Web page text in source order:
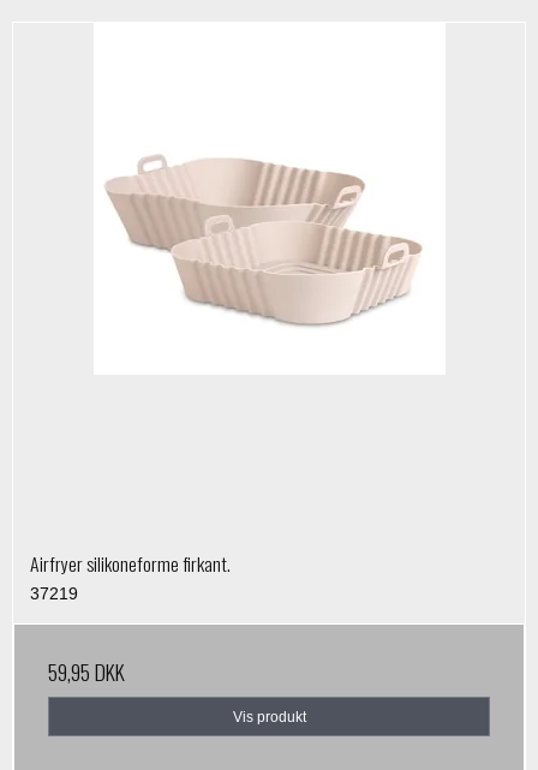
Airfryer silikoneforme firkant.
37219
59,95 DKK
Vis produkt